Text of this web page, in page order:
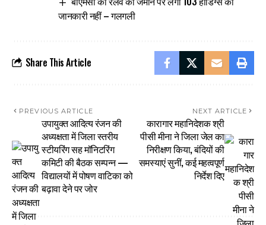
जानकारी नहीं – गलगली
Share This Article
PREVIOUS ARTICLE
उपायुक्त आदित्य रंजन की
अध्यक्षता में जिला स्तरीय
स्टीयरिंग सह मॉनिटरिंग
कमिटी की बैठक सम्पन्न —
विद्यालयों में पोषण वाटिका को
बढ़ावा देने पर जोर
NEXT ARTICLE
कारागार महानिदेशक श्री
पीसी मीना ने जिला जेल का
निरीक्षण किया, बंदियों की
समस्याएं सुनीं, कई महत्वपूर्ण
निर्देश दिए